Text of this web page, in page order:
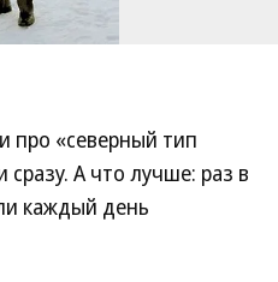
про «северный тип
А что лучше: раз в
каждый день